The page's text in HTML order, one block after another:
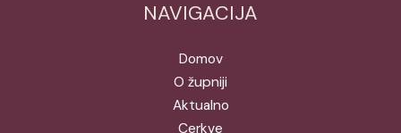
NAVIGACIJA
Domov
O župniji
Aktualno
Cerkve